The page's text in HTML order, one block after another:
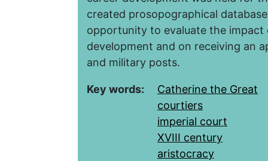
created prosopographical
opportunity to evaluate the
development and on receiving an
and military posts.
Key words:
Catherine the Great
courtiers
imperial court
XVIII century
aristocracy